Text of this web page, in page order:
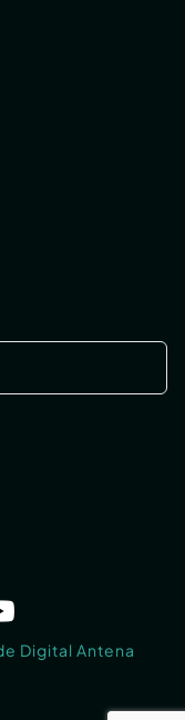
Digital Antena